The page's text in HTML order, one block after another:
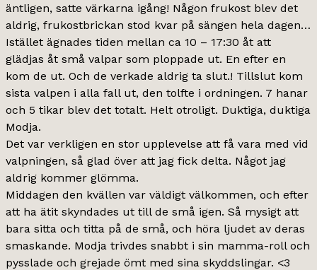
äntligen, satte värkarna igång! Någon frukost blev det
aldrig, frukostbrickan stod kvar på sängen hela dagen…
Istället ägnades tiden mellan ca 10 – 17:30 åt att
glädjas åt små valpar som ploppade ut. En efter en
kom de ut. Och de verkade aldrig ta slut.! Tillslut kom
sista valpen i alla fall ut, den tolfte i ordningen. 7 hanar
och 5 tikar blev det totalt. Helt otroligt. Duktiga, duktiga
Modja.
Det var verkligen en stor upplevelse att få vara med vid
valpningen, så glad över att jag fick delta. Något jag
aldrig kommer glömma.
Middagen den kvällen var väldigt välkommen, och efter
att ha ätit skyndades ut till de små igen. Så mysigt att
bara sitta och titta på de små, och höra ljudet av deras
smaskande. Modja trivdes snabbt i sin mamma-roll och
pysslade och grejade ömt med sina skyddslingar. <3